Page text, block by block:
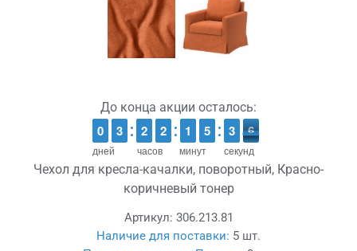
До конца акции осталось:
дней
9
9
0
0 2
2
3
3
часов
1
1
2
2 1
1
2
2
минут
1
1
1
1 4
4
5
5
секунд
4
3
3 6
6
5
Чехол для кресла-качалки, поворотный, Красно-
коричневый тонер
Артикул: 306.213.81
Наличие для поставки: 5 шт.